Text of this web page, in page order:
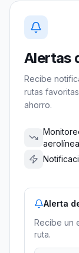
Alertas
Recibe
rutas
ahorro.
Alerta
Recibe un
ruta.